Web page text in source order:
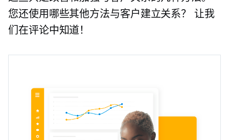
您还使用哪些其他方法与客户建立关系？ 让我
们在评论中知道！